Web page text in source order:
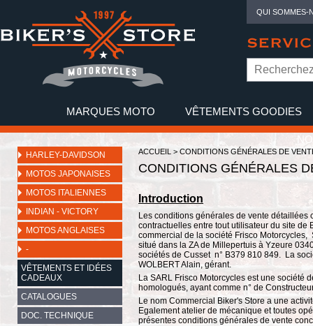
QUI SOMMES-
MARQUES MOTO VÊTEMENTS GOODIES
HARLEY-DAVIDSON
MOTOS JAPONAISES
MOTOS ITALIENNES
INDIAN - VICTORY
MOTOS ANGLAISES
-
VÊTEMENTS ET IDÉES
CADEAUX
CATALOGUES
DOC. TECHNIQUE
ACCUEIL > CONDITIONS GÉNÉRALES DE
CONDITIONS GÉNÉRALES
Introduction
Les conditions générales de vente
contractuelles entre tout utilisateur du site de
commercial de la société Frisco
situé dans la ZA de Millepertuis à Yzeure
sociétés de Cusset n° B379 810 849. La
WOLBERT Alain, gérant.
La SARL Frisco Motorcycles est une société
homologués, ayant comme n° de
Le nom Commercial Biker's Store a une
Egalement atelier de mécanique et toutes
présentes conditions générales de vente